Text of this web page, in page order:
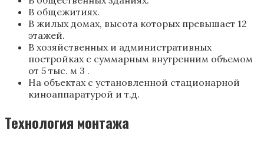
В общежитиях.
В жилых домах, высота которых превышает 12
этажей.
В хозяйственных и административных
постройках с суммарным внутренним объемом
от 5 тыс. м 3 .
На объектах с установленной стационарной
киноаппаратурой и т.д.
Технология монтажа